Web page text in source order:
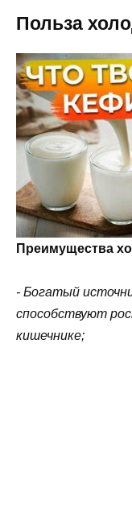
Польза
Преимущества
- Богатый
способствуют
кишечнике;